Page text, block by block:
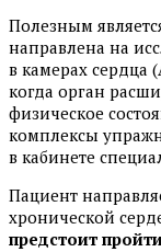
Полезным
направлена на
в камерах сердца
когда орган
физическое
комплексы
в кабинете
Пациент
хронической
предстоит